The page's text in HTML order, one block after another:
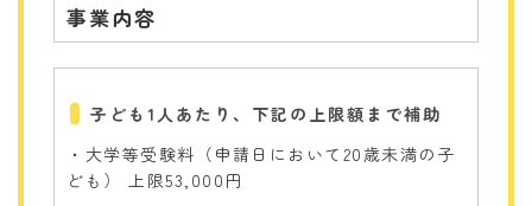
事業内容
子ども1人あたり、下記の上限額まで補助
・大学等受験料（申請日において20歳未満の子
ども） 上限53,000円